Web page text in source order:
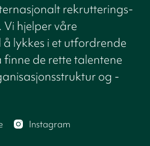
rekrutterings-
hjelper våre
lykkes i et utfordrende
de rette talentene
og -
Instagram